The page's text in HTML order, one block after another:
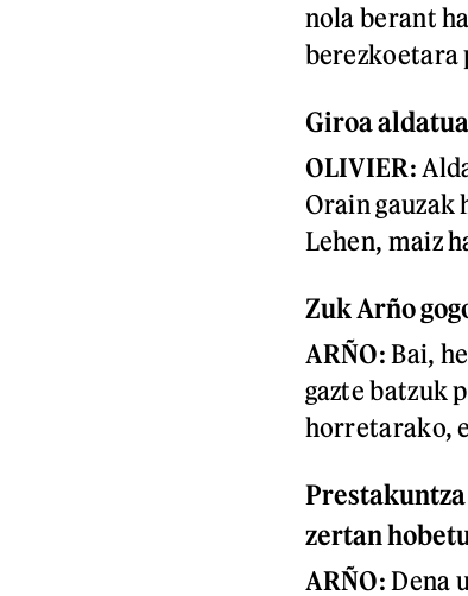
nola berant
berezkoetara
Giroa
OLIVIER:
Orain gauzak
Lehen, maiz
Zuk Arño
ARÑO:Bai,
gazte batzuk
horretarako,
zertan
ARÑO:Dena